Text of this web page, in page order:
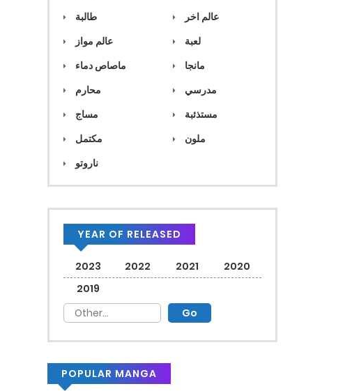
طالبة
عالم اخر
عالم مواز
لعبة
ماصاص دماء
مانجا
محارم
مدرسي
مساج
مستذئبة
مكتمل
ملون
ناروتو
YEAR OF RELEASED
2023 2022 2021
2020
2019
POPULAR MANGA